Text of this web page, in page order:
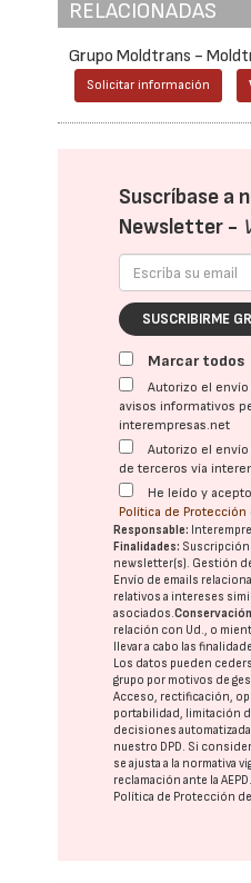
RELACIONADAS
Grupo Moldtrans -
Solicitar información
Suscríbase a
Newsletter -
SUSCRIBIRME
Marcar todos
Autorizo el
avisos informativos
interempresas.net
Autorizo el
de terceros vía
He leído y
Política de Protección
Responsable:
Finalidades: Suscripción
newsletter(s). Gestión
Envío de emails
relativos a intereses
asociados.
relación con Ud., o
llevar a cabo las
Los datos pueden
grupo por motivos de
Acceso, rectificación,
portabilidad, limitación
decisiones
nuestro DPD. Si
se ajusta a la normativa
reclamación ante laAEPD.
Política de Protección